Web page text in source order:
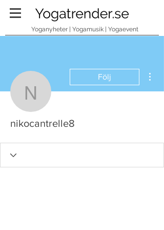
Yoganyheter | Yogamusik | Yogaevent
nikocantrelle8
Följ
nikocantrelle8